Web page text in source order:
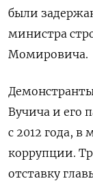
были
министра
Момировича.
Вучича и его
с 2012 года, в
коррупции.
отставку